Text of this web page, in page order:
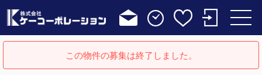
この物件の募集は終了しました。